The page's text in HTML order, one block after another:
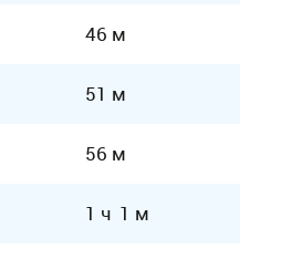
46 м
51 м
56 м
1 ч 1 м